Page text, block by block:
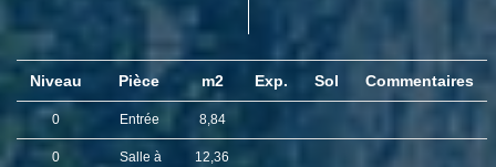
Niveau Pièce m2 Exp. Sol Commentaires
0 Entrée 8,84
0
Salle à
12,36